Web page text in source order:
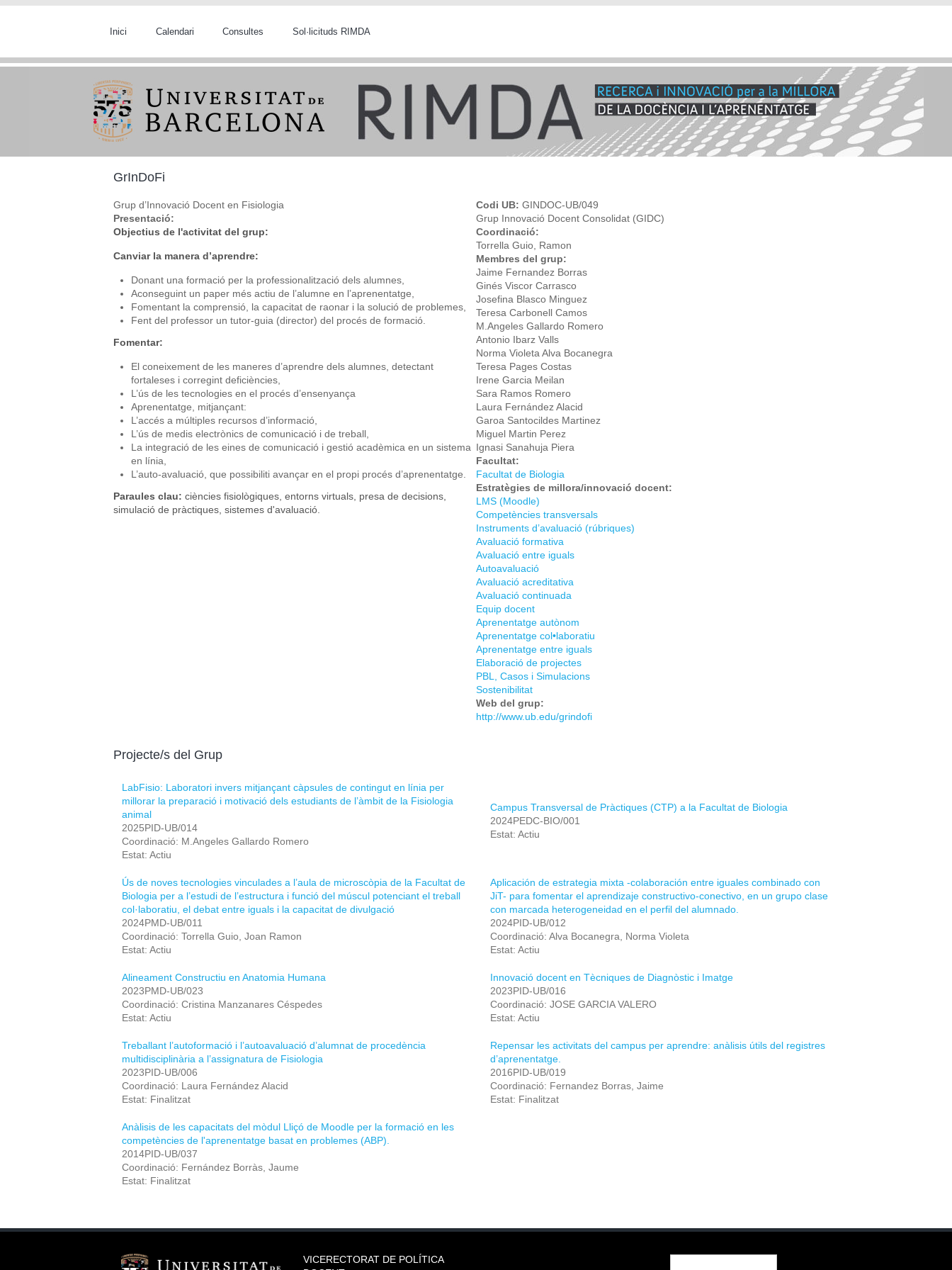
Vés al contingut
Inici Calendari Consultes Sol·licituds RIMDA
GrInDoFi
Grup d’Innovació Docent en Fisiologia
Presentació:
Objectius de l'activitat del grup:
Canviar la manera d’aprendre:
Donant una formació per la professionalització dels alumnes,
Aconseguint un paper més actiu de l’alumne en l’aprenentatge,
Fomentant la comprensió, la capacitat de raonar i la solució de problemes,
Fent del professor un tutor-guia (director) del procés de formació.
Fomentar:
El coneixement de les maneres d’aprendre dels alumnes, detectant
fortaleses i corregint deficiències,
L’ús de les tecnologies en el procés d’ensenyança
Aprenentatge, mitjançant:
L’accés a múltiples recursos d’informació,
L’ús de medis electrònics de comunicació i de treball,
La integració de les eines de comunicació i gestió acadèmica en un sistema
en línia,
L’auto-avaluació, que possibiliti avançar en el propi procés d’aprenentatge.
Paraules clau: ciències fisiològiques, entorns virtuals, presa de decisions,
simulació de pràctiques, sistemes d'avaluació.
Codi UB: GINDOC-UB/049
Grup Innovació Docent Consolidat (GIDC)
Coordinació:
Torrella Guio, Ramon
Membres del grup:
Jaime Fernandez Borras
Ginés Viscor Carrasco
Josefina Blasco Minguez
Teresa Carbonell Camos
M.Angeles Gallardo Romero
Antonio Ibarz Valls
Norma Violeta Alva Bocanegra
Teresa Pages Costas
Irene Garcia Meilan
Sara Ramos Romero
Laura Fernández Alacid
Garoa Santocildes Martinez
Miguel Martin Perez
Ignasi Sanahuja Piera
Facultat:
Facultat de Biologia
Estratègies de millora/innovació docent:
LMS (Moodle)
Competències transversals
Instruments d’avaluació (rúbriques)
Avaluació formativa
Avaluació entre iguals
Autoavaluació
Avaluació acreditativa
Avaluació continuada
Equip docent
Aprenentatge autònom
Aprenentatge col•laboratiu
Aprenentatge entre iguals
Elaboració de projectes
PBL, Casos i Simulacions
Sostenibilitat
Web del grup:
http://www.ub.edu/grindofi
Projecte/s del Grup
LabFisio: Laboratori invers mitjançant càpsules de contingut en línia per
millorar la preparació i motivació dels estudiants de l’àmbit de la Fisiologia
animal
2025PID-UB/014
Coordinació: M.Angeles Gallardo Romero
Estat: Actiu
Campus Transversal de Pràctiques (CTP) a la Facultat de Biologia
2024PEDC-BIO/001
Estat: Actiu
Ús de noves tecnologies vinculades a l’aula de microscòpia de la Facultat de
Biologia per a l’estudi de l’estructura i funció del múscul potenciant el treball
col·laboratiu, el debat entre iguals i la capacitat de divulgació
2024PMD-UB/011
Coordinació: Torrella Guio, Joan Ramon
Estat: Actiu
Aplicación de estrategia mixta -colaboración entre iguales combinado con
JiT- para fomentar el aprendizaje constructivo-conectivo, en un grupo clase
con marcada heterogeneidad en el perfil del alumnado.
2024PID-UB/012
Coordinació: Alva Bocanegra, Norma Violeta
Estat: Actiu
Alineament Constructiu en Anatomia Humana
2023PMD-UB/023
Coordinació: Cristina Manzanares Céspedes
Estat: Actiu
Innovació docent en Tècniques de Diagnòstic i Imatge
2023PID-UB/016
Coordinació: JOSE GARCIA VALERO
Estat: Actiu
Treballant l’autoformació i l’autoavaluació d’alumnat de procedència
multidisciplinària a l’assignatura de Fisiologia
2023PID-UB/006
Coordinació: Laura Fernández Alacid
Estat: Finalitzat
Repensar les activitats del campus per aprendre: anàlisis útils del registres
d’aprenentatge.
2016PID-UB/019
Coordinació: Fernandez Borras, Jaime
Estat: Finalitzat
Anàlisis de les capacitats del mòdul Lliçó de Moodle per la formació en les
competències de l'aprenentatge basat en problemes (ABP).
2014PID-UB/037
Coordinació: Fernández Borràs, Jaume
Estat: Finalitzat
VICERECTORAT DE POLÍTICA
Formulari de cerca